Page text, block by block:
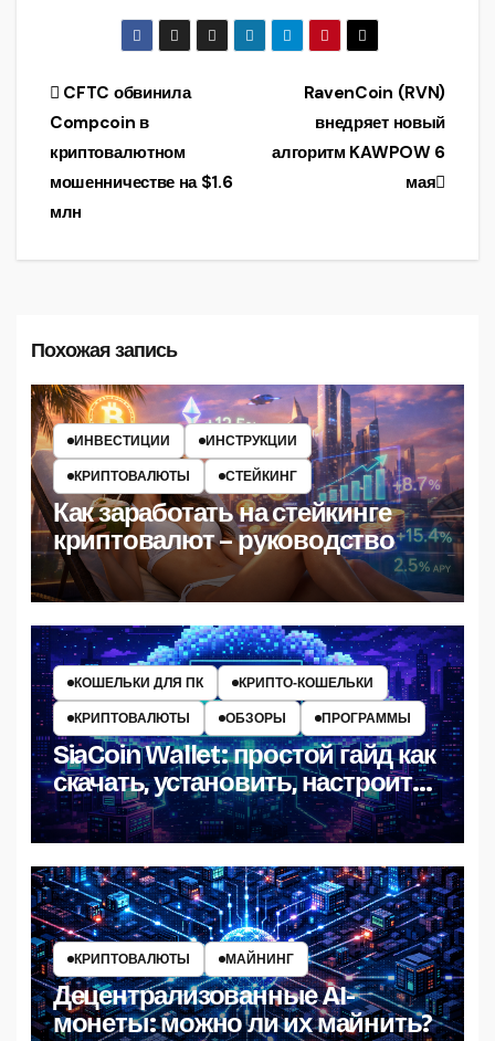
хардфорк
Agharta
кошелька
MetaMask для
Навигация
по
записям
RavenCoin (RVN)
внедряет новый
алгоритм KAWPOW 6
мая
CFTC обвинила
Compcoin в
криптовалютном
мошенничестве на $1.6
млн
Похожая запись
ИНВЕСТИЦИИ
ИНСТРУКЦИИ
КРИПТОВАЛЮТЫ
СТЕЙКИНГ
Как заработать на стейкинге
криптовалют – руководство
КОШЕЛЬКИ ДЛЯ ПК
КРИПТО‑КОШЕЛЬКИ
КРИПТОВАЛЮТЫ
ОБЗОРЫ ПРОГРАММЫ
SiaCoin Wallet: простой гайд как
скачать, установить, настроить
и пользоваться
КРИПТОВАЛЮТЫ МАЙНИНГ
Децентрализованные AI-
монеты: можно ли их майнить?